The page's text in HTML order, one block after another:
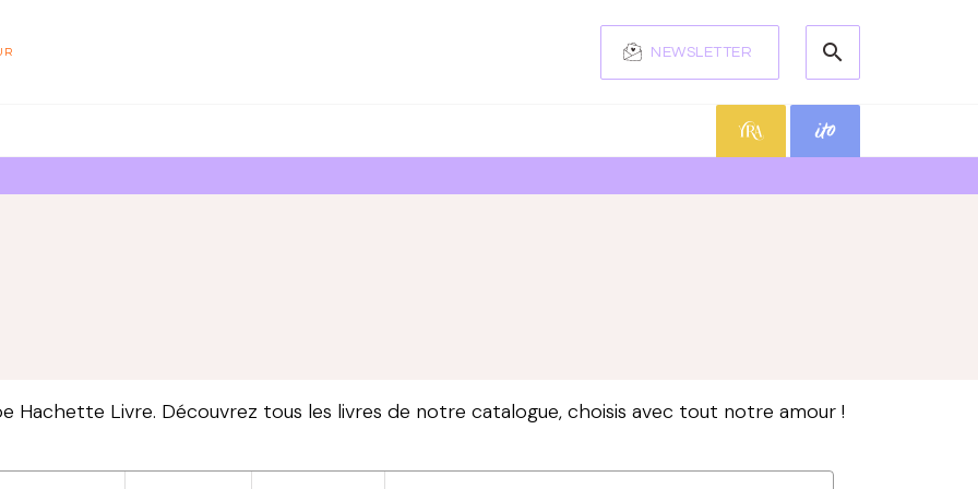
NEWSLETTER search
search
Hachette Livre. Découvrez tous les livres de notre catalogue, choisis avec tout notre amour !